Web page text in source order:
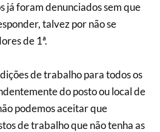
já foram denunciados sem que
talvez por não se
de 1ª.
de trabalho para todos os
do posto ou local de
podemos aceitar que
de trabalho que não tenha as